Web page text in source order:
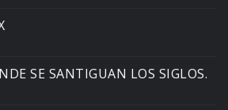
SE SANTIGUAN LOS SIGLOS.